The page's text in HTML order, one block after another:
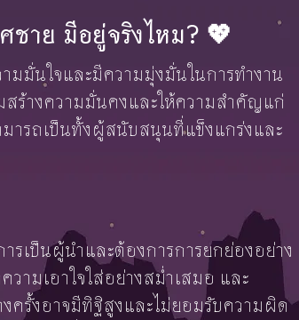
ชาย มีอยู่จริงไหม? 💖
มั่นใจและมีความมุ่งมั่นในการทำงาน
สร้างความมั่นคงและให้ความสำคัญแก่
ารถเป็นทั้งผู้สนับสนุนที่แข็งแกร่งและ
เป็นผู้นำและต้องการการยกย่องอย่าง
ามเอาใจใส่อย่างสม่ำเสมอ และ
ครั้งอาจมีทิฐิสูงและไม่ยอมรับความผิด